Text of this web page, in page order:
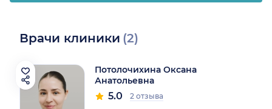
Врачи клиники (2)
Потолочихина Оксана
Анатольевна
5.0 2 отзыва